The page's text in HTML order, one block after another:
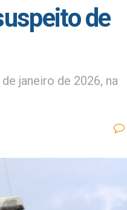
de
janeiro de 2026, na